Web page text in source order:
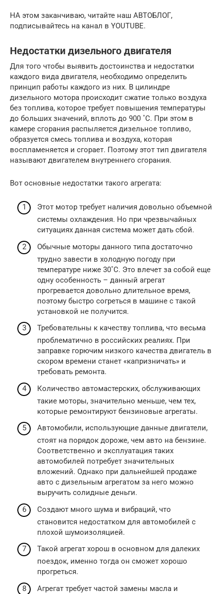
НА этом заканчиваю, читайте наш АВТОБЛОГ,
подписывайтесь на канал в YOUTUBE.
Недостатки дизельного двигателя
Для того чтобы выявить достоинства и недостатки
каждого вида двигателя, необходимо определить
принцип работы каждого из них. В цилиндре
дизельного мотора происходит сжатие только воздуха
без топлива, которое требует повышения температуры
до больших значений, вплоть до 900 ˚С. При этом в
камере сгорания распыляется дизельное топливо,
образуется смесь топлива и воздуха, которая
воспламеняется и сгорает. Поэтому этот тип двигателя
называют двигателем внутреннего сгорания.
Вот основные недостатки такого агрегата:
Этот мотор требует наличия довольно объемной
системы охлаждения. Но при чрезвычайных
ситуациях данная система может дать сбой.
Обычные моторы данного типа достаточно
трудно завести в холодную погоду при
температуре ниже 30˚С. Это влечет за собой еще
одну особенность – данный агрегат
прогревается довольно длительное время,
поэтому быстро согреться в машине с такой
установкой не получится.
Требовательны к качеству топлива, что весьма
проблематично в российских реалиях. При
заправке горючим низкого качества двигатель в
скором времени станет «капризничать» и
требовать ремонта.
Количество автомастерских, обслуживающих
такие моторы, значительно меньше, чем тех,
которые ремонтируют бензиновые агрегаты.
Автомобили, использующие данные двигатели,
стоят на порядок дороже, чем авто на бензине.
Соответственно и эксплуатация таких
автомобилей потребует значительных
вложений. Однако при дальнейшей продаже
авто с дизельным агрегатом за него можно
выручить солидные деньги.
Создают много шума и вибраций, что
становится недостатком для автомобилей с
плохой шумоизоляцией.
Такой агрегат хорош в основном для далеких
поездок, именно тогда он сможет хорошо
прогреться.
Агрегат требует частой замены масла и